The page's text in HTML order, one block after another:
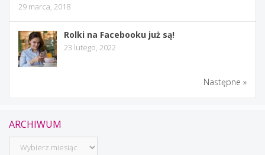
29 marca, 2018
Rolki na Facebooku już są!
23 lutego, 2022
Następne »
ARCHIWUM
Archiwum